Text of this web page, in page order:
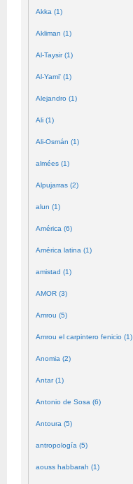
Akka (1)
Akliman (1)
Al-Taysir (1)
Al-Yami' (1)
Alejandro (1)
Ali (1)
Ali-Osmán (1)
almées (1)
Alpujarras (2)
alun (1)
América (6)
América latina (1)
amistad (1)
AMOR (3)
Amrou (5)
Amrou el carpintero fenicio (1)
Anomia (2)
Antar (1)
Antonio de Sosa (6)
Antoura (5)
antropología (5)
aouss habbarah (1)